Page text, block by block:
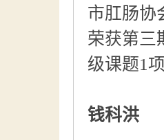
市肛肠协
荣获第三
级课题1
钱科洪